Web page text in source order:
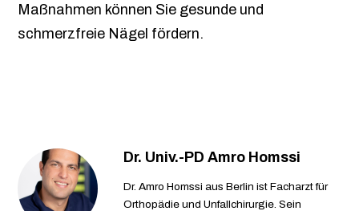
Maßnahmen können Sie gesunde und
schmerzfreie Nägel fördern.
Dr. Univ.-PD Amro Homssi
Dr. Amro Homssi aus Berlin ist Facharzt für
Orthopädie und Unfallchirurgie. Sein